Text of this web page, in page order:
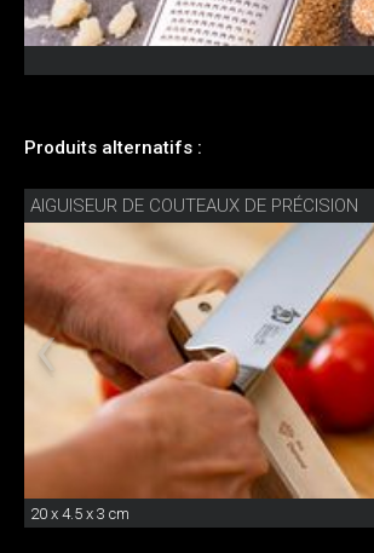
Produits alternatifs :
AIGUISEUR DE COUTEAUX DE PRÉCISION
20 x 4.5 x 3 cm